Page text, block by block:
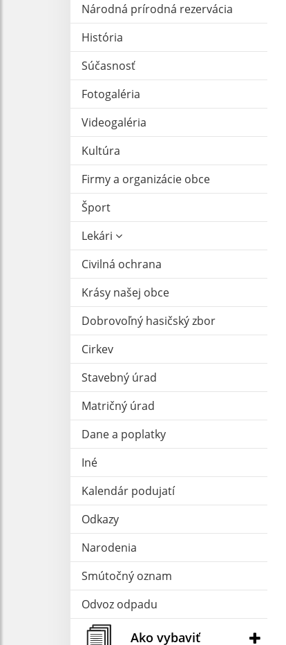
Národná prírodná rezervácia
História
Súčasnosť
Fotogaléria
Videogaléria
Kultúra
Firmy a organizácie obce
Šport
Lekári
Civilná ochrana
Krásy našej obce
Dobrovoľný hasičský zbor
Cirkev
Stavebný úrad
Matričný úrad
Dane a poplatky
Iné
Kalendár podujatí
Odkazy
Narodenia
Smútočný oznam
Odvoz odpadu
Ako vybaviť